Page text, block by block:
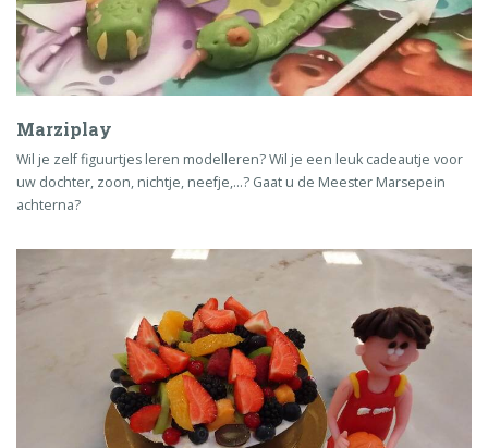
Marziplay
Wil je zelf figuurtjes leren modelleren? Wil je een leuk cadeautje voor
uw dochter, zoon, nichtje, neefje,...? Gaat u de Meester Marsepein
achterna?